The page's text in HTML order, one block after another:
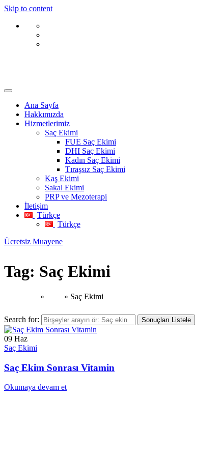
Skip to content
Hizmetlerimiz
Saç Ekimi
FUE Saç Ekimi
DHI Saç Ekimi
Kadın Saç Ekimi
Tıraşsız Saç Ekimi
Kaş Ekimi
Sakal Ekimi
PRP ve Mezoterapi
İletişim
Türkçe
Ücretsiz Muayene
Ana Sayfa »Blog»Saç Ekimi
09 Haz
Saç Ekimi
Saç Ekim Sonrası Vitamin
Okumaya devam et